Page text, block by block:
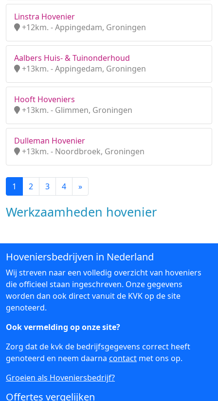
Linstra Hovenier
+12km. - Appingedam, Groningen
Aalbers Huis- & Tuinonderhoud
+13km. - Appingedam, Groningen
Hooft Hoveniers
+13km. - Glimmen, Groningen
Dulleman Hovenier
+13km. - Noordbroek, Groningen
1 2 3 4 »
Werkzaamheden hovenier
Hoveniersbedrijven in Nederland
Wij streven naar een volledig overzicht van hoveniers
die officieel staan ingeschreven. Onze gegevens
worden dan ook direct vanuit de KVK op de site
genoteerd.
Ook vermelding op onze site?
Zorg dat de kvk de bedrijfsgegevens correct heeft
genoteerd en neem daarna contact met ons op.
Groeien als Hoveniersbedrijf?
Offertes vergelijken